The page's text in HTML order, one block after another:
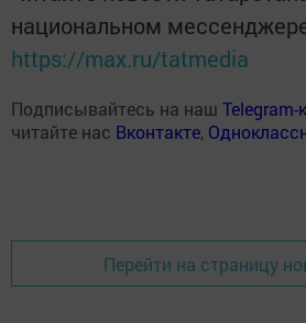
национальном
https://max.ru/tatmedia
Подписывайтесь на наш Telegram-
читайте нас Вконтакте,
Перейти на страницу